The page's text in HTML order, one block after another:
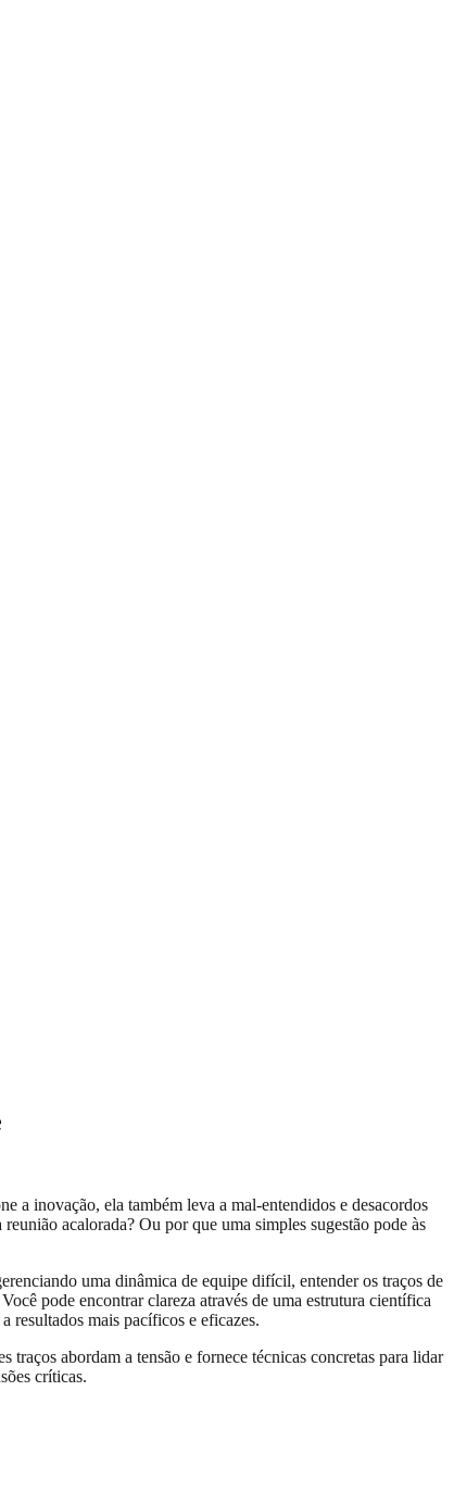
a inovação, ela também leva a mal-entendidos e desacordos
acalorada? Ou por que uma simples sugestão pode às
uma dinâmica de equipe difícil, entender os traços de
Você pode encontrar clareza através de uma estrutura científica
resultados mais pacíficos e eficazes.
abordam a tensão e fornece técnicas concretas para lidar
críticas.